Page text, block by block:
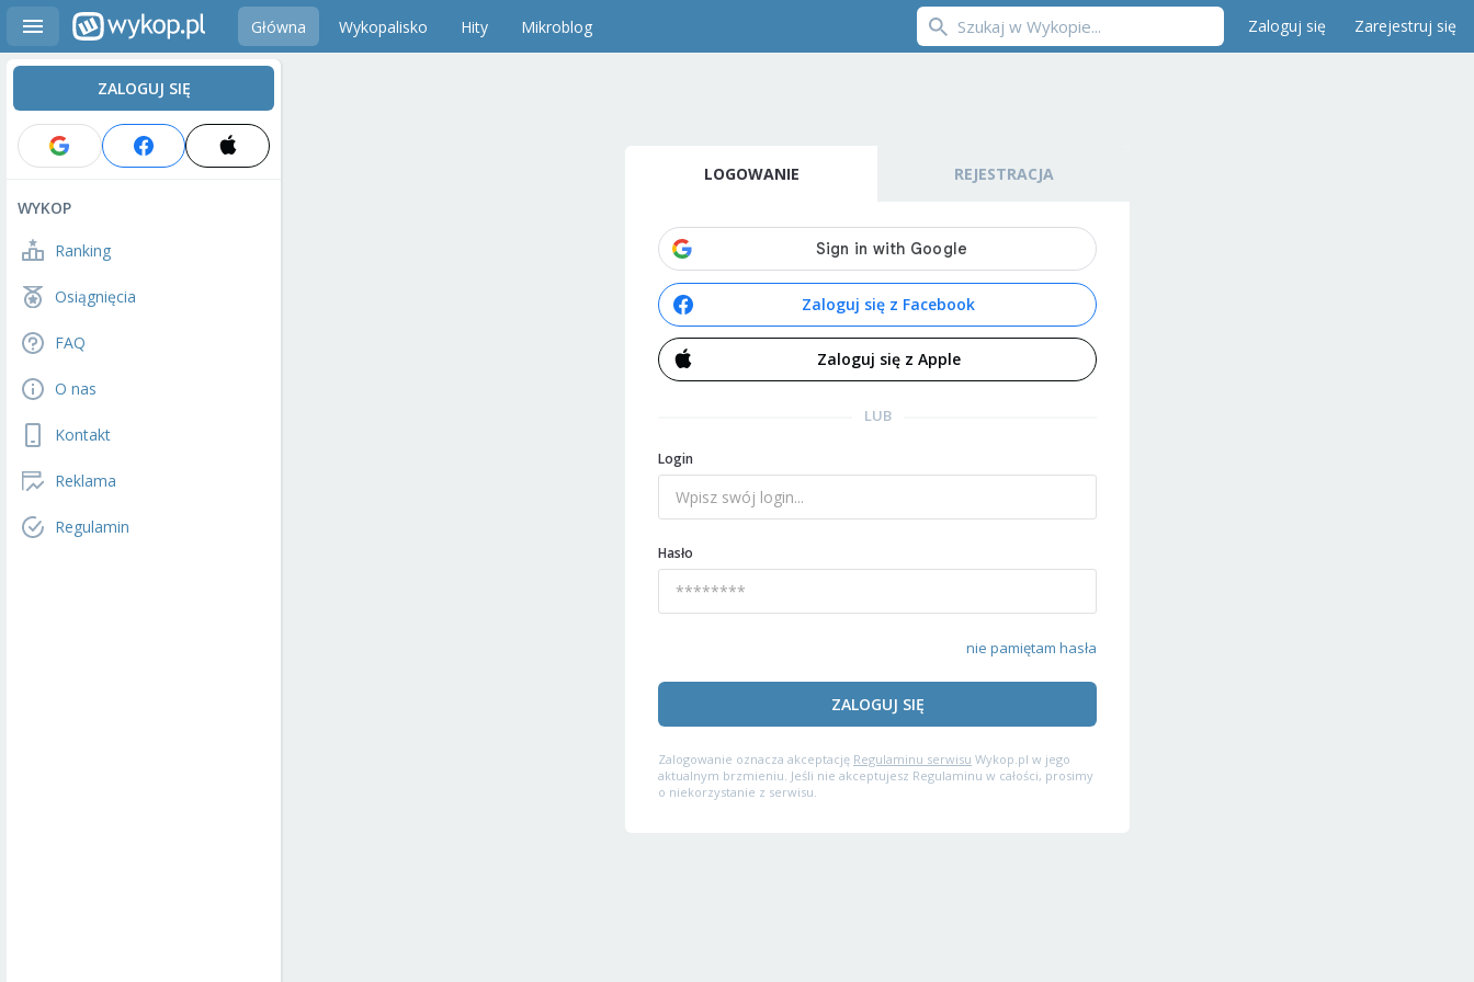
Główna Wykopalisko Hity Mikroblog Zaloguj się Zarejestruj się
ZALOGUJ SIĘ
WYKOP
Ranking
Osiągnięcia
FAQ
O nas
Kontakt
Reklama
Regulamin
LOGOWANIE REJESTRACJA
Zaloguj się z Facebook
Zaloguj się z Apple
LUB
Login
Hasło
nie pamiętam hasła
ZALOGUJ SIĘ
Zalogowanie oznacza akceptację Regulaminu serwisu Wykop.pl w jego
aktualnym brzmieniu. Jeśli nie akceptujesz Regulaminu w całości, prosimy
o niekorzystanie z serwisu.